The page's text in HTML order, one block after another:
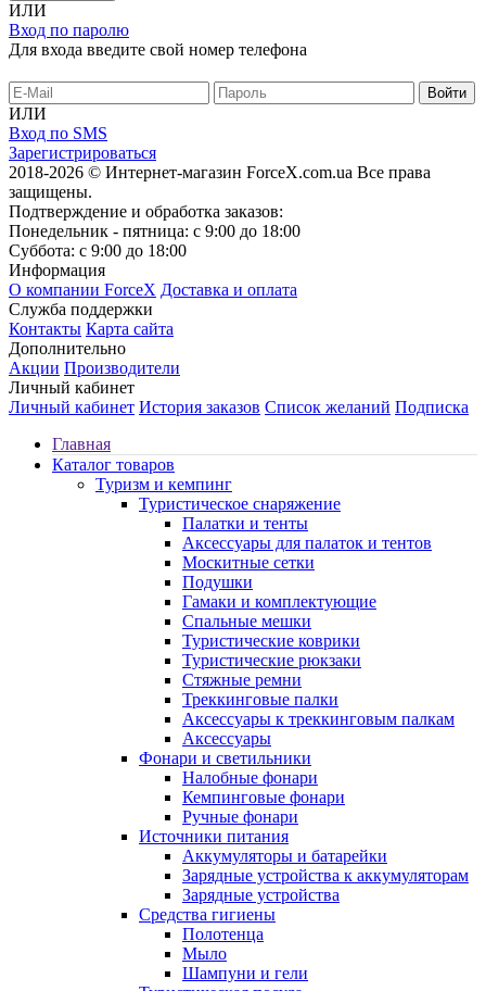
ИЛИ
Вход по паролю
Для входа введите свой номер телефона
ИЛИ
Вход по SMS
Зарегистрироваться
2018-2026 © Интернет-магазин ForceX.com.ua Все права
защищены.
Подтверждение и обработка заказов:
Понедельник - пятница: с 9:00 до 18:00
Суббота: с 9:00 до 18:00
Информация
О компании ForceX Доставка и оплата
Служба поддержки
Контакты Карта сайта
Дополнительно
Акции Производители
Личный кабинет
Личный кабинет История заказов Список желаний Подписка
Главная
Каталог товаров
Туризм и кемпинг
Туристическое снаряжение
Палатки и тенты
Аксессуары для палаток и тентов
Москитные сетки
Подушки
Гамаки и комплектующие
Спальные мешки
Туристические коврики
Туристические рюкзаки
Стяжные ремни
Треккинговые палки
Аксессуары к треккинговым палкам
Аксессуары
Фонари и светильники
Налобные фонари
Кемпинговые фонари
Ручные фонари
Источники питания
Аккумуляторы и батарейки
Зарядные устройства к аккумуляторам
Зарядные устройства
Средства гигиены
Полотенца
Мыло
Шампуни и гели